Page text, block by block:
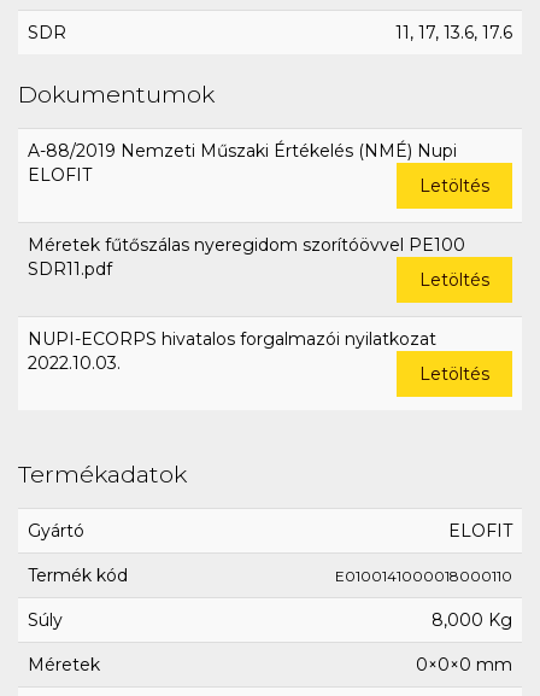
SDR 11, 17, 13.6, 17.6
Dokumentumok
A-88/2019 Nemzeti Műszaki Értékelés (NMÉ) Nupi
ELOFIT
Letöltés
Méretek fűtőszálas nyeregidom szorítóövvel PE100
SDR11.pdf
Letöltés
NUPI-ECORPS hivatalos forgalmazói nyilatkozat
2022.10.03.
Letöltés
Termékadatok
Gyártó ELOFIT
Termék kód E0100141000018000110
Súly 8,000 Kg
Méretek 0×0×0 mm